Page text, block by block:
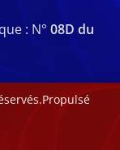
: N° 08D du